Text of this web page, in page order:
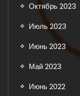
Октябрь 2023
Июль 2023
Июнь 2023
Май 2023
Июнь 2022